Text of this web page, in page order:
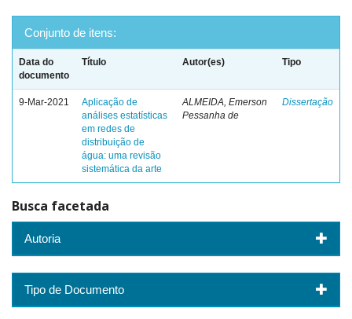
Conjunto de itens:
Data do
documento
Título Autor(es) Tipo
9-Mar-2021
Aplicação de
análises estatísticas
em redes de
distribuição de
água: uma revisão
sistemática da arte
ALMEIDA, Emerson
Pessanha de
Dissertação
Busca facetada
Autoria
Tipo de Documento